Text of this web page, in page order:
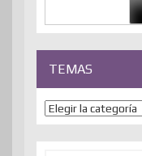
TEMAS
Temas